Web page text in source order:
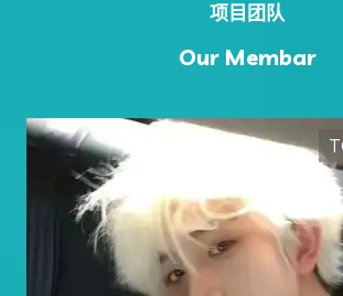
项目团队
Our Membar